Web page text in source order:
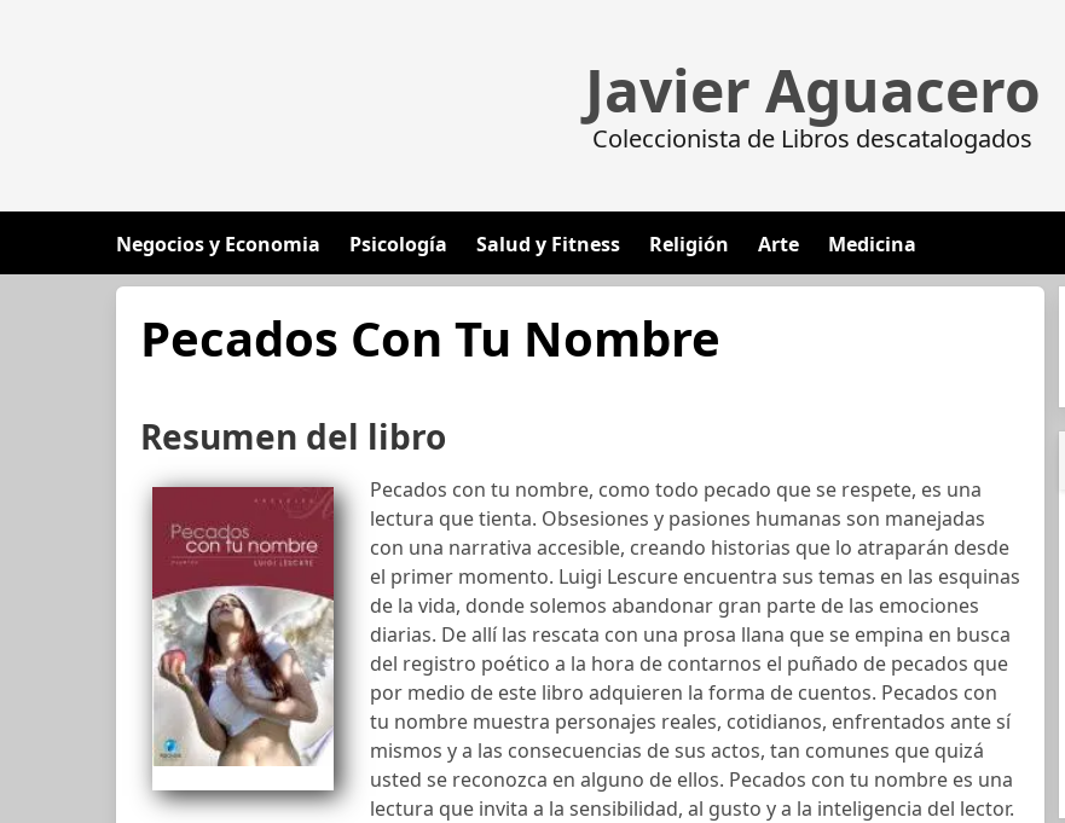
Javier Aguacero
Coleccionista de Libros descatalogados
Negocios y Economia Psicología Salud y Fitness Religión Arte Medicina
Pecados Con Tu Nombre
Resumen del libro
Pecados con tu nombre, como todo pecado que se respete, es una
lectura que tienta. Obsesiones y pasiones humanas son manejadas
con una narrativa accesible, creando historias que lo atraparán desde
el primer momento. Luigi Lescure encuentra sus temas en las esquinas
de la vida, donde solemos abandonar gran parte de las emociones
diarias. De allí las rescata con una prosa llana que se empina en busca
del registro poético a la hora de contarnos el puñado de pecados que
por medio de este libro adquieren la forma de cuentos. Pecados con
tu nombre muestra personajes reales, cotidianos, enfrentados ante sí
mismos y a las consecuencias de sus actos, tan comunes que quizá
usted se reconozca en alguno de ellos. Pecados con tu nombre es una
lectura que invita a la sensibilidad, al gusto y a la inteligencia del lector.